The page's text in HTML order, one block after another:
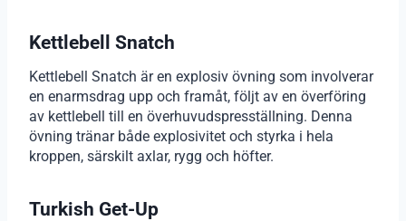
Kettlebell Snatch
Kettlebell Snatch är en explosiv övning som involverar
en enarmsdrag upp och framåt, följt av en överföring
av kettlebell till en överhuvudspresställning. Denna
övning tränar både explosivitet och styrka i hela
kroppen, särskilt axlar, rygg och höfter.
Turkish Get-Up